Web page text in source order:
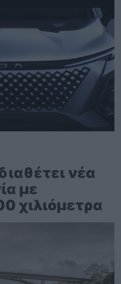
νέα
με
χιλιόμετρα